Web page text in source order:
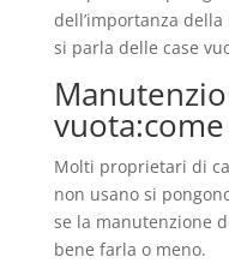
dell’importanza
si parla delle case
Molti proprietari di
non usano si
se la manutenzione
bene farla o meno.